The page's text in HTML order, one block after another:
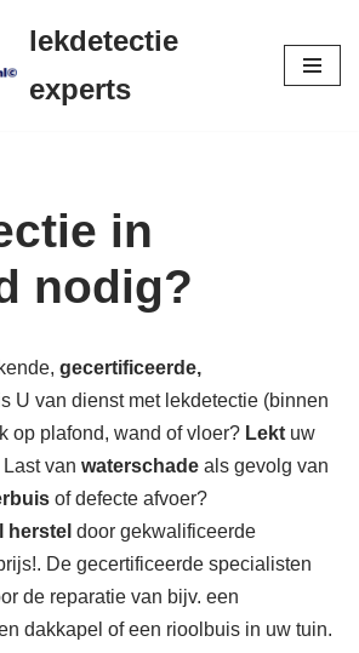
lekdetectie
experts
in
nodig?
gecertificeerde,
U van dienst met lekdetectie (binnen
op plafond, wand of vloer? Lekt uw
Last van waterschade als gevolg van
of defecte afvoer?
herstel door gekwalificeerde
De gecertificeerde specialisten
de reparatie van bijv. een
dakkapel of een rioolbuis in uw tuin.